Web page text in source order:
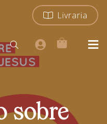
Livraria
sobre